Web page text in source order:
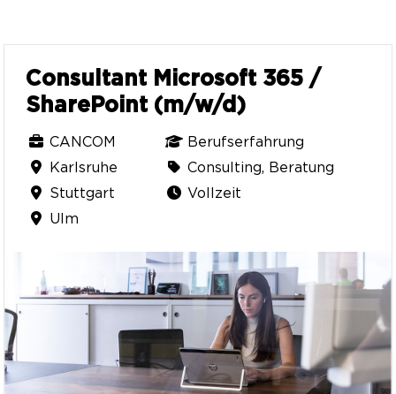
Consultant Microsoft 365 /
SharePoint (m/w/d)
CANCOM
Karlsruhe
Stuttgart
Ulm
Berufserfahrung
Consulting, Beratung
Vollzeit